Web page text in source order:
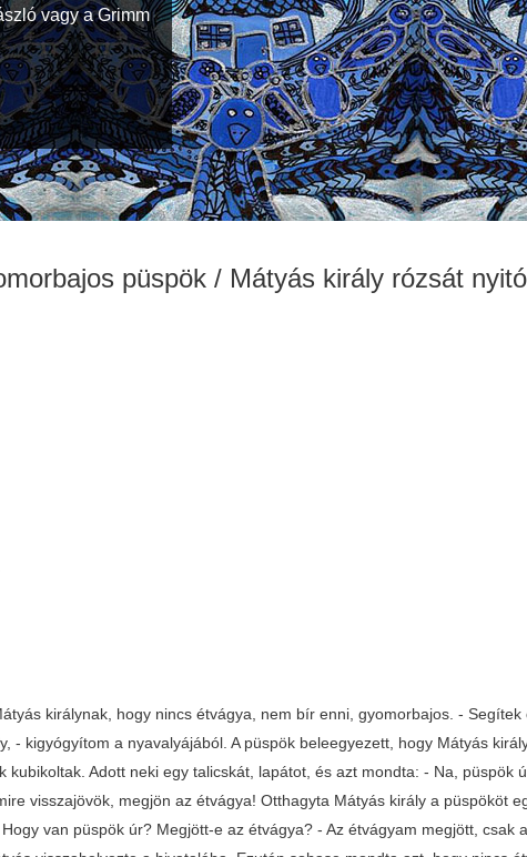
vagy a Grimm
püspök / Mátyás király rózsát
királynak, hogy nincs étvágya, nem bír enni, gyomorbajos. - Segítek
- kigyógyítom a nyavalyájából. A püspök beleegyezett, hogy Mátyás
kubikoltak. Adott neki egy talicskát, lapátot, és azt mondta: - Na, püspök
visszajövök, megjön az étvágya! Otthagyta Mátyás király a püspököt
van püspök úr? Megjött-e az étvágya? - Az étvágyam megjött, csak